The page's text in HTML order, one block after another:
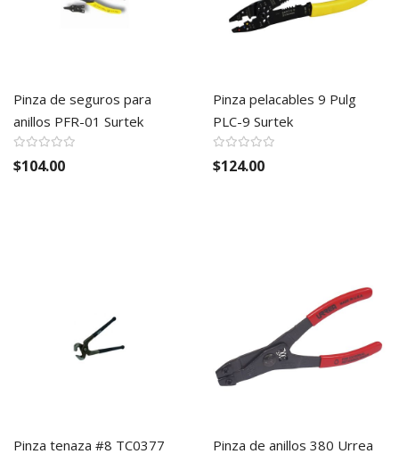
Pinza de seguros para
anillos PFR-01 Surtek
$104.00
Pinza pelacables 9 Pulg
PLC-9 Surtek
$124.00
Pinza tenaza #8 TC0377 Pinza de anillos 380 Urrea